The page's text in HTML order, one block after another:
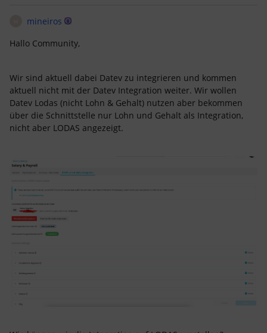
mineiros
Hallo Community,
Wir sind aktuell dabei Datev zu integrieren und kommen
aktuell nicht mit der Datev Integration weiter. Wir wollen
Datev Lodas (nicht Lohn & Gehalt) nutzen aber bekommen
über die Schnittstelle nur Lohn und Gehalt als Integration,
nicht aber LODAS angezeigt.